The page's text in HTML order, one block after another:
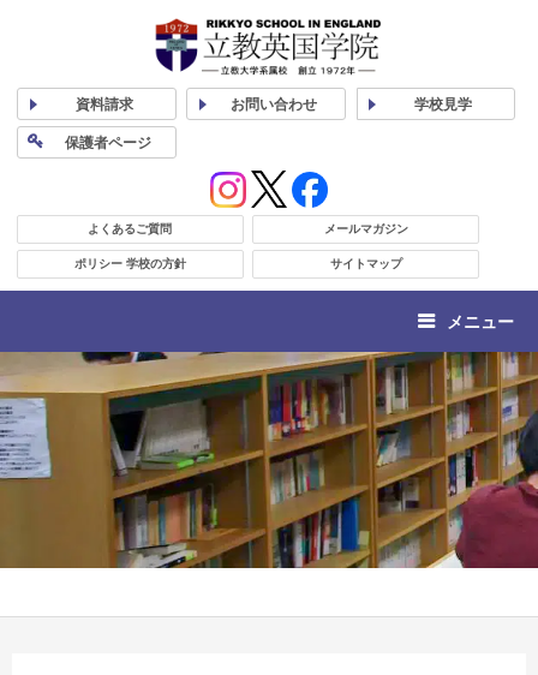
資料請求 お問い合わせ 学校見学
保護者ページ
よくあるご質問 メールマガジン
ポリシー 学校の方針 サイトマップ
メニュー